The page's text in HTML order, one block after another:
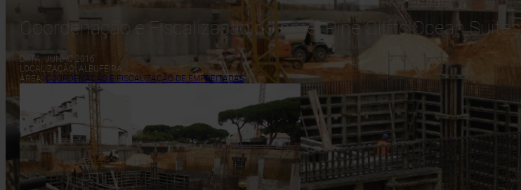
Coordenação e Fiscalização do hotel Pine Cliffs Ocean Suites
DATA: JUNHO 2016
LOCALIZAÇÃO: ALBUFEIRA
ÁREA: COORDENAÇÃO E FISCALIZAÇÃO DE EMPREITADAS